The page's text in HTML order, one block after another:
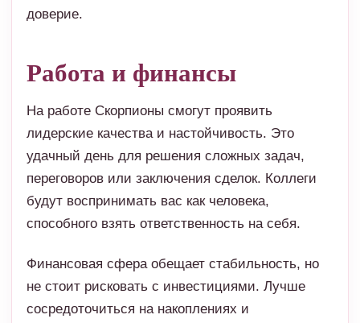
доверие.
Работа и финансы
На работе Скорпионы смогут проявить
лидерские качества и настойчивость. Это
удачный день для решения сложных задач,
переговоров или заключения сделок. Коллеги
будут воспринимать вас как человека,
способного взять ответственность на себя.
Финансовая сфера обещает стабильность, но
не стоит рисковать с инвестициями. Лучше
сосредоточиться на накоплениях и